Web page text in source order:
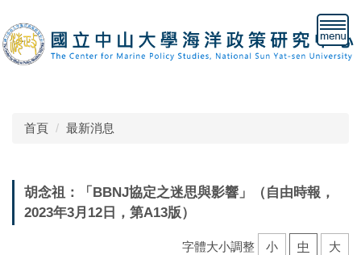
到
主
要
首頁 最新消息
胡念祖：「BBNJ協定之迷思與影響」（自由時報，
2023年3月12日，第A13版）
字體大小調整 小 中 大